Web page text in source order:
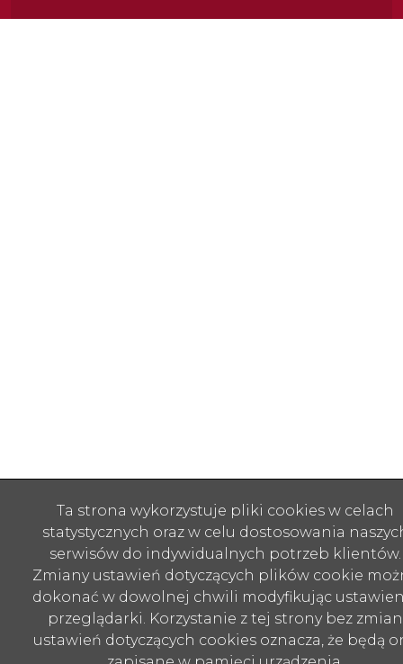
Ta strona wykorzystuje pliki cookies w celach
statystycznych oraz w celu dostosowania
serwisów do indywidualnych potrzeb klientów.
Zmiany ustawień dotyczących plików cookie
dokonać w dowolnej chwili modyfikując
przeglądarki. Korzystanie z tej strony bez zmian
ustawień dotyczących cookies oznacza, że będą